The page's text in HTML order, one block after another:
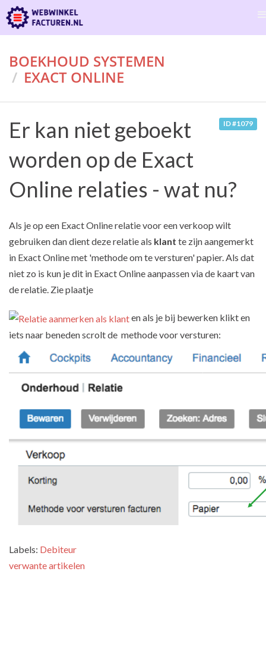
BOEKHOUD SYSTEMEN
EXACT ONLINE
ID #1079
Er kan niet geboekt
worden op de Exact
Online relaties - wat nu?
Als je op een Exact Online relatie voor een verkoop wilt
gebruiken dan dient deze relatie als klant te zijn aangemerkt
in Exact Online met 'methode om te versturen' papier. Als dat
niet zo is kun je dit in Exact Online aanpassen via de kaart van
de relatie. Zie plaatje
en als je bij bewerken klikt en
iets naar beneden scrolt de methode voor versturen:
Labels: Debiteur
verwante artikelen